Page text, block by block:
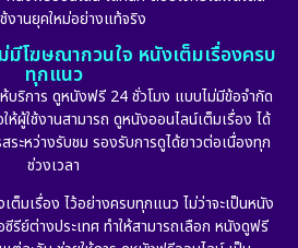
งานยุคใหม่อย่างแท้จริง
มีโฆษณากวนใจ หนังเต็มเรื่องครบ
ทุกแนว
บริการ ดูหนังฟรี 24 ชั่วโมง แบบไม่มีข้อจำกัด
ผู้ใช้งานสามารถ ดูหนังออนไลน์เต็มเรื่อง ได้
ระหว่างรับชม รองรับการดูได้ยาวต่อเนื่องทุก
ช่วงเวลา
มเรื่อง ไว้อย่างครบทุกแนว ไม่ว่าจะเป็นหนัง
รีย์ต่างประเทศ ทำให้สามารถเลือก หนังดูฟรี